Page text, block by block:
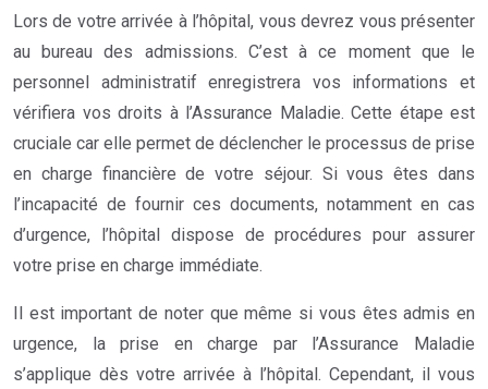
Lors de votre arrivée à l’hôpital, vous devrez vous présenter
au bureau des admissions. C’est à ce moment que le
personnel administratif enregistrera vos informations et
vérifiera vos droits à l’Assurance Maladie. Cette étape est
cruciale car elle permet de déclencher le processus de prise
en charge financière de votre séjour. Si vous êtes dans
l’incapacité de fournir ces documents, notamment en cas
d’urgence, l’hôpital dispose de procédures pour assurer
votre prise en charge immédiate.
Il est important de noter que même si vous êtes admis en
urgence, la prise en charge par l’Assurance Maladie
s’applique dès votre arrivée à l’hôpital. Cependant, il vous